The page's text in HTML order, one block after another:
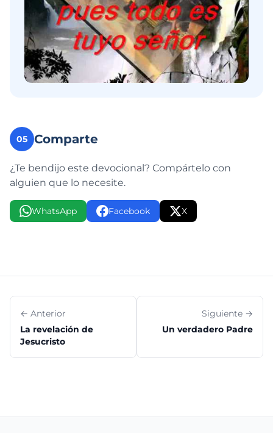
05 Comparte
¿Te bendijo este devocional? Compártelo con
alguien que lo necesite.
WhatsApp Facebook X
← Anterior
La revelación de
Jesucristo
Siguiente →
Un verdadero Padre